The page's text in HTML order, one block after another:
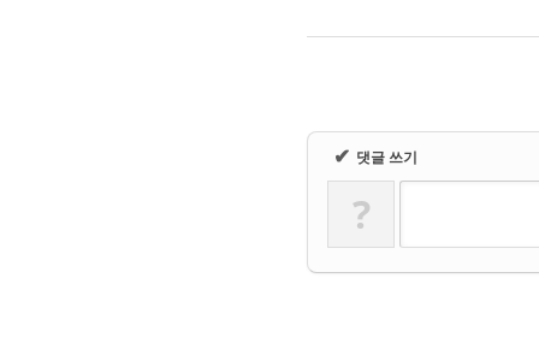
✔ 댓글 쓰기
?